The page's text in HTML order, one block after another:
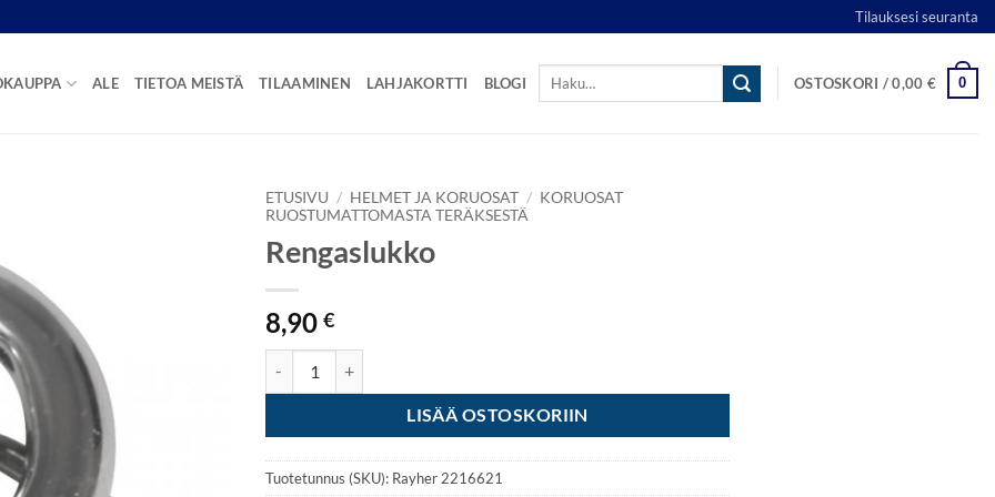
Tilauksesi seuranta
ALE TIETOA MEISTÄ TILAAMINEN LAHJAKORTTI BLOGI
Etsi:
OSTOSKORI /0,00 € 0
ETUSIVU / HELMET JA KORUOSAT / KORUOSAT
RUOSTUMATTOMASTA TERÄKSESTÄ
Rengaslukko
8,90 €
LISÄÄ OSTOSKORIIN
Tuotetunnus (SKU): Rayher 2216621